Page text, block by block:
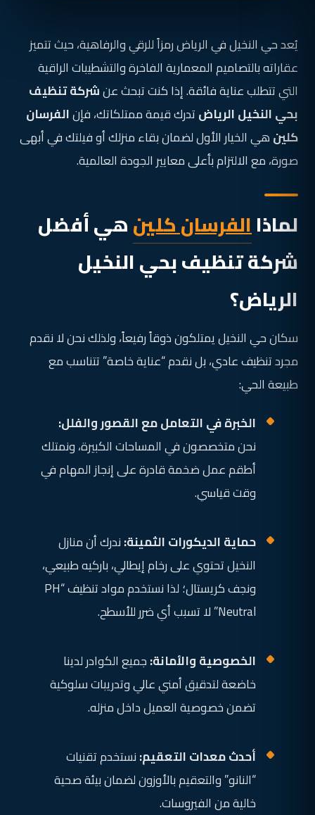
يُعد حي النخيل في الرياض رمزاً للرقي والرفاهية، حيث تتميز
عقاراته بالتصاميم المعمارية الفاخرة والتشطيبات الراقية
التي تتطلب عناية فائقة. إذا كنت تبحث عنشركة تنظيف
بحي النخيل الرياضتدرك قيمة ممتلكاتك، فإنالفرسان
كلينهي الخيار الأول لضمان بقاء منزلك أو فيلتك في أبهى
صورة، مع الالتزام بأعلى معايير الجودة العالمية.
لماذاالفرسان كلينهي أفضل
شركة تنظيف بحي النخيل
الرياض؟
سكان حي النخيل يمتلكون ذوقاً رفيعاً، ولذلك نحن لا نقدم
مجرد تنظيف عادي، بل نقدم “عناية خاصة” تتناسب مع
طبيعة الحي:
الخبرة في التعامل مع القصور والفلل:
نحن متخصصون في المساحات الكبيرة، ونمتلك
أطقم عمل ضخمة قادرة على إنجاز المهام في
وقت قياسي.
حماية الديكورات الثمينة:ندرك أن منازل
النخيل تحتوي على رخام إيطالي، باركيه طبيعي،
ونجف كريستال؛ لذا نستخدم مواد تنظيف “PH
Neutral” لا تسبب أي ضرر للأسطح.
الخصوصية والأمانة:جميع الكوادر لدينا
خاضعة لتدقيق أمني عالي وتدريبات سلوكية
تضمن خصوصية العميل داخل منزله.
أحدث معدات التعقيم:نستخدم تقنيات
“النانو” والتعقيم بالأوزون لضمان بيئة صحية
خالية من الفيروسات.